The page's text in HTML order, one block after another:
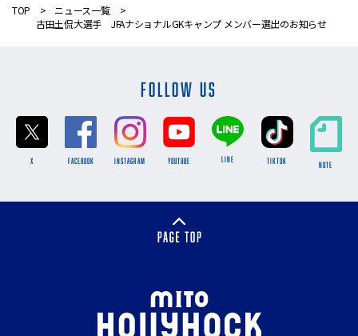
TOP
ニュース一覧
古田土侃大選手 JFAナショナルGKキャンプ メンバー選出のお知らせ
FOLLOW US
X FACEBOOK INSTAGRAM YOUTUBE LINE TikTok NOTE